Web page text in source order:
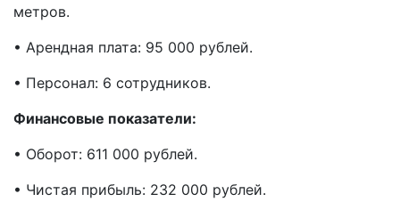
метров.
• Арендная плата: 95 000 рублей.
• Персонал: 6 сотрудников.
Финансовые показатели:
• Оборот: 611 000 рублей.
• Чистая прибыль: 232 000 рублей.